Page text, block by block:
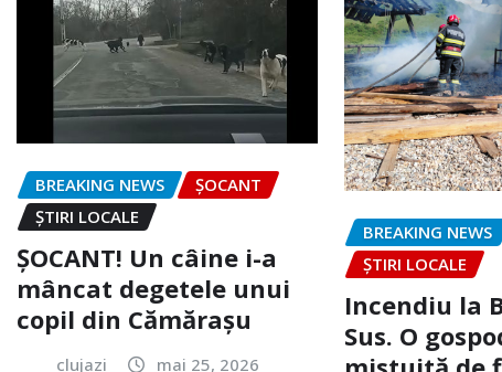
BREAKING NEWS
ȘOCANT
ȘTIRI LOCALE
ȘOCANT! Un câine i-a
mâncat degetele unui
copil din Cămărașu
clujazi mai 25, 2026
BREAKING NEWS
ȘTIRI LOCALE
Incendiu la
Sus. O